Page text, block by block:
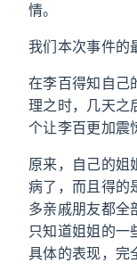
情。
我们本次事件的
在李百得知自己
理之时，几天之
个让李百更加震
原来，自己的姐
病了，而且得的
多亲戚朋友都全
只知道姐姐的一
具体的表现，完